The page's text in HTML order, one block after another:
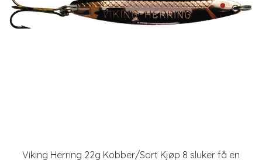
Viking Herring 22g Kobber/Sort Kjøp 8 sluker få en